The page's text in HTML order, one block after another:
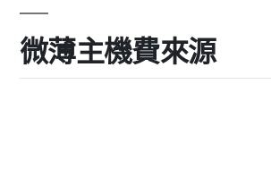
微薄主機費來源